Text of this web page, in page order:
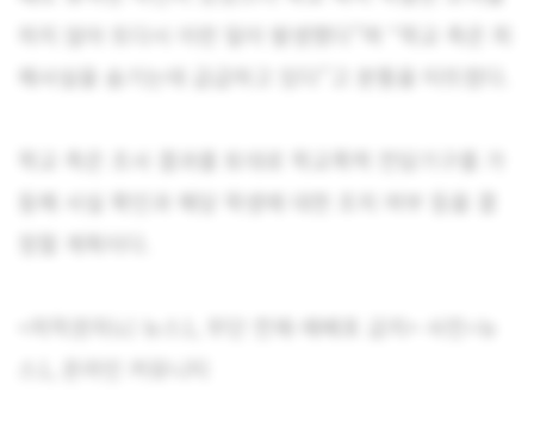
하지 않아 또다시 이런 일이 발생했다”며 “학교 측은 피
해사실을 숨기는데 급급하고 있다”고 분통을 터뜨렸다.
학교 측은 조사 결과를 토대로 학교폭력 전담기구를 가
동해 사실 확인과 해당 학생에 대한 조치 여부 등을 결
<저작권자(c) 뉴스1, 무단 전재-재배포 금지> 사진=뉴